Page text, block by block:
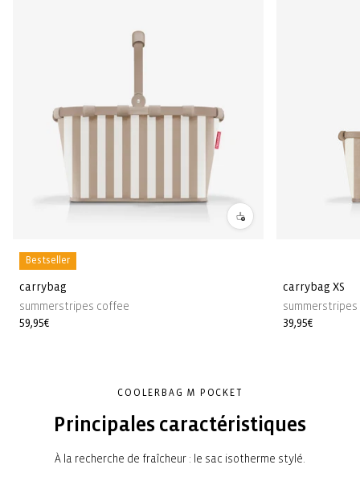
Bestseller
carrybag
summerstripes coffee
Prix
59,95€
carrybag XS
Prix
39,95€
COOLERBAG M POCKET
Principales caractéristiques
À la recherche de fraîcheur : le sac isotherme stylé.